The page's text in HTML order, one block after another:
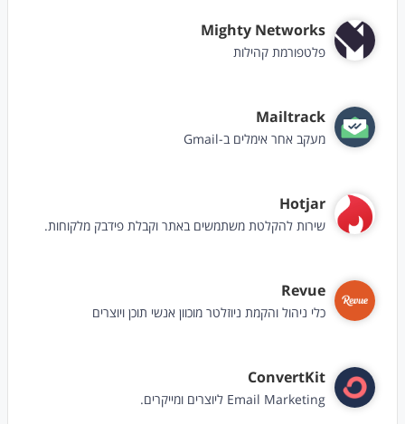
Mighty Networks
פלטפורמת קהילות
Mailtrack
מעקב אחר אימלים ב-Gmail
Hotjar
שירות להקלטת משתמשים באתר וקבלת פידבק מלקוחות.
Revue
כלי ניהול והקמת ניוזלטר מוכוון אנשי תוכן ויוצרים
ConvertKit
Email Marketing ליוצרים ומייקרים.